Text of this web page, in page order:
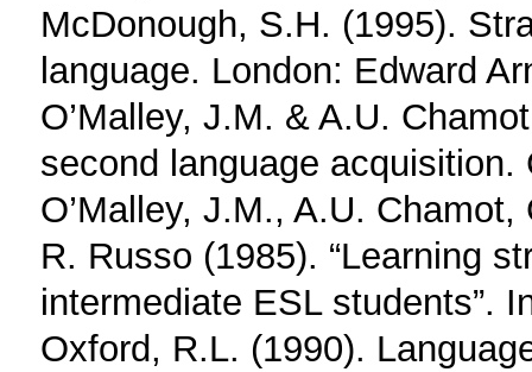
McDonough, S.H. (1995).
language. London: Edward
O’Malley, J.M. & A.U.
second language acquisition.
O’Malley, J.M., A.U.
R. Russo (1985). “Learning
intermediate ESL students”.
Oxford, R.L. (1990).